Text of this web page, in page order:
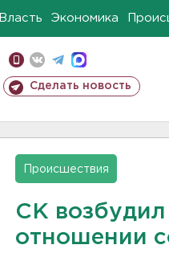
Власть Экономика
Сделать новость
Происшествия
СК возбудил
отношении